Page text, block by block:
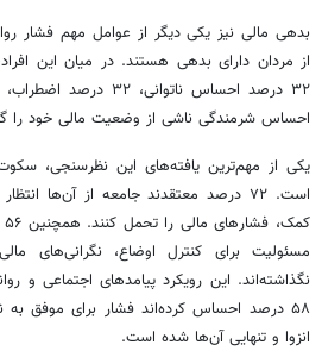
احساس شرمندگی ناشی از وضعیت مالی خود را
یکی از مهم‌ترین یافته‌های این نظرسنجی،
است. ۷۲ درصد معتقدند جامعه از آن‌ها
مسئولیت برای کنترل اوضاع، نگرانی‌های
نگذاشته‌اند. این رویکرد پیامدهای اجتماعی و
۵۸ درصد احساس کرده‌اند فشار برای موفق
انزوا و تنهایی آن‌ها شده است.